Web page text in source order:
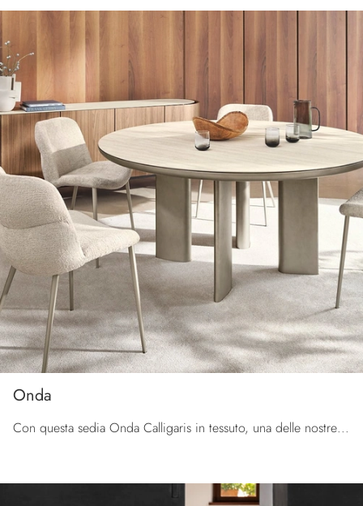
Onda
Con questa sedia Onda Calligaris in tessuto, una delle nostre sedute fisse design, potrai valorizzare i tuoi locali.